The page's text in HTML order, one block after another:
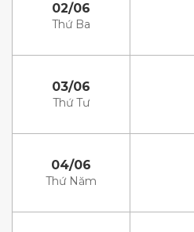
02/06
Thứ Ba
03/06
Thứ Tư
04/06
Thứ Năm